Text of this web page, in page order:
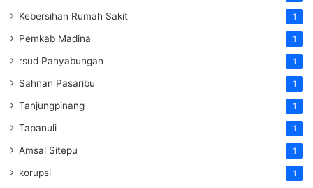
Kebersihan Rumah Sakit 1
Pemkab Madina 1
rsud Panyabungan 1
Sahnan Pasaribu 1
Tanjungpinang 1
Tapanuli 1
Amsal Sitepu 1
korupsi 1